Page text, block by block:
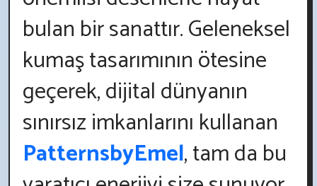
bulan bir sanattır. Geleneksel
kumaş tasarımının ötesine
geçerek, dijital dünyanın
sınırsız imkanlarını kullanan
PatternsbyEmel, tam da bu